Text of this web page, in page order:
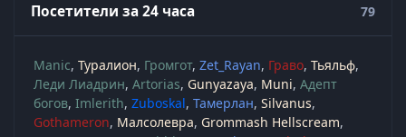
Посетители за 24 часа 79
Manic Туралион Громгот Zet_Rayan Граво Тьяльф
Леди Лиадрин Artorias Gunyazaya Muni Адепт
богов Imlerith Zuboskal Тамерлан Silvanus
Gothameron Малсолевра Grommash Hellscream